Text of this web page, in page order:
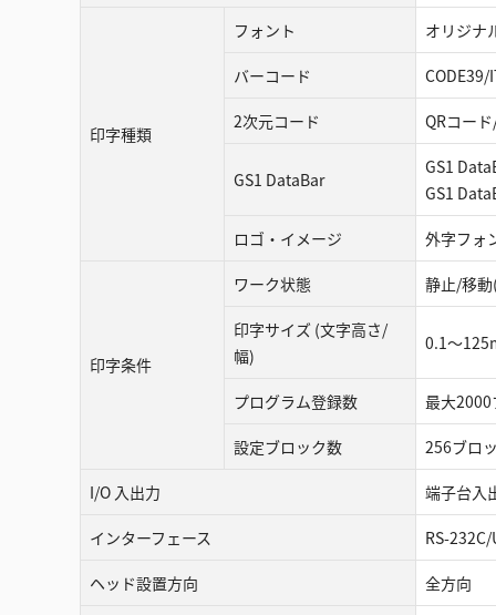
印字種類
フォント オリジナ
バーコード CODE39/
2次元コード QRコー
GS1 DataBar
GS1
GS1
ロゴ・イメージ 外字フォ
印字条件
ワーク状態 静止/移
印字サイズ (文字高さ/
幅)
0.1～
プログラム登録数 最大
設定ブロック数 256ブロ
I/O 入出力 端子台入
インターフェース RS-
ヘッド設置方向 全方向